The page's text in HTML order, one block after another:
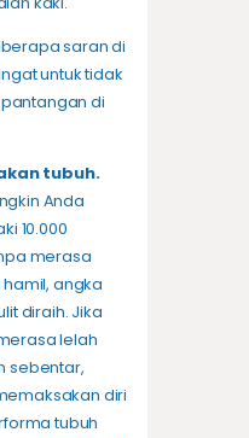
saran di
untuk tidak
di
tubuh.
Anda
10.000
merasa
angka
diraih. Jika
lelah
sebentar,
diri
tubuh